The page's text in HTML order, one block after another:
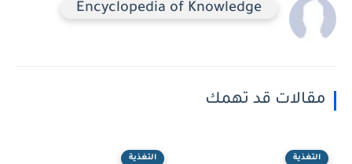
Encyclopedia of Knowledge
مقالات قد تهمك
التغذية التغذية